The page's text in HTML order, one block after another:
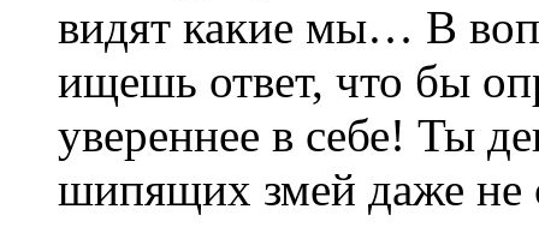
видят какие мы… В
ищешь ответ, что бы
увереннее в себе! Ты
шипящих змей даже не